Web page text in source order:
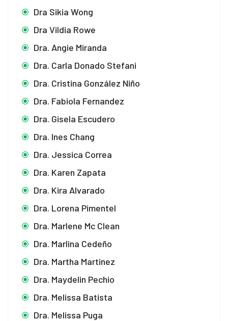
Dra Sikia Wong
Dra Vildia Rowe
Dra. Angie Miranda
Dra. Carla Donado Stefani
Dra. Cristina González Niño
Dra. Fabiola Fernandez
Dra. Gisela Escudero
Dra. Ines Chang
Dra. Jessica Correa
Dra. Karen Zapata
Dra. Kira Alvarado
Dra. Lorena Pimentel
Dra. Marlene Mc Clean
Dra. Marlina Cedeño
Dra. Martha Martinez
Dra. Maydelin Pechio
Dra. Melissa Batista
Dra. Melissa Puga